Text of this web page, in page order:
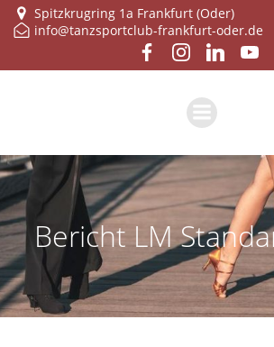
Zum
Inhalt
springen
Spitzkrugring 1a Frankfurt (Oder)
info@tanzsportclub-frankfurt-oder.de
Bericht LM